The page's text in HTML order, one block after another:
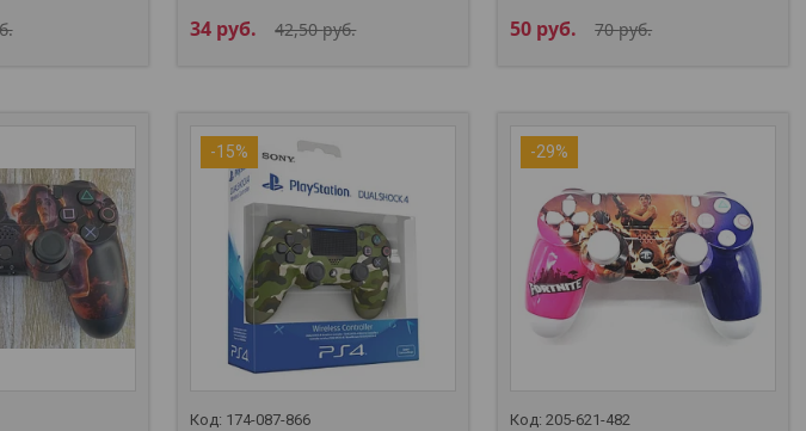
42,50руб.
34 руб. 70руб.
50 руб.
-15%
174-087-866
-29%
205-621-482